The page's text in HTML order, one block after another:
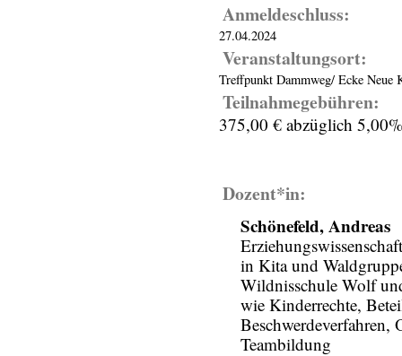
Anmeldeschluss:
27.04.2024
Veranstaltungsort:
Treffpunkt Dammweg/ Ecke Neue
Teilnahmegebühren:
375,00 € abzüglich
Dozent*in:
Schönefeld, Andreas
in Kita und
Wildnisschule Wolf
wie Kinderrechte,
Teambildung